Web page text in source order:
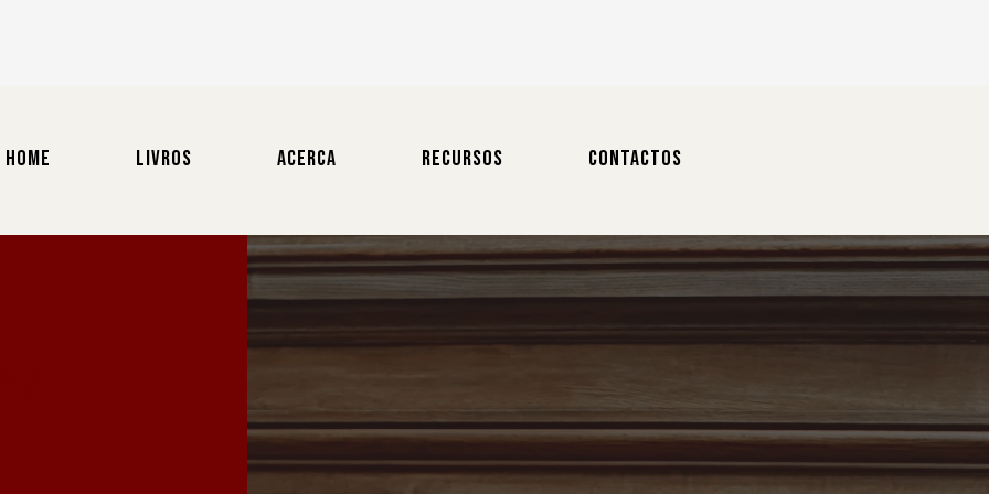
HOME LIVROS ACERCA RECURSOS CONTACTOS